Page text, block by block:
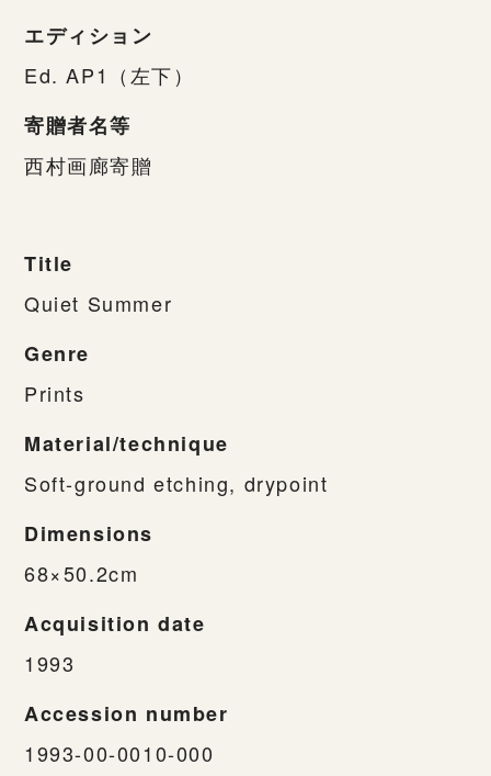
エディション
Ed. AP1（左下）
寄贈者名等
西村画廊寄贈
Title
Quiet Summer
Genre
Prints
Material/technique
Soft-ground etching, drypoint
Dimensions
68×50.2cm
Acquisition date
1993
Accession number
1993-00-0010-000